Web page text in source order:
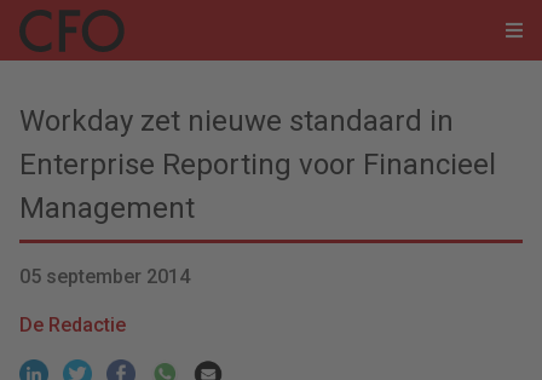
Workday zet nieuwe standaard in
Enterprise Reporting voor Financieel
Management
05 september 2014
De Redactie